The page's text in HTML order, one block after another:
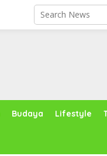
Budaya Lifestyle